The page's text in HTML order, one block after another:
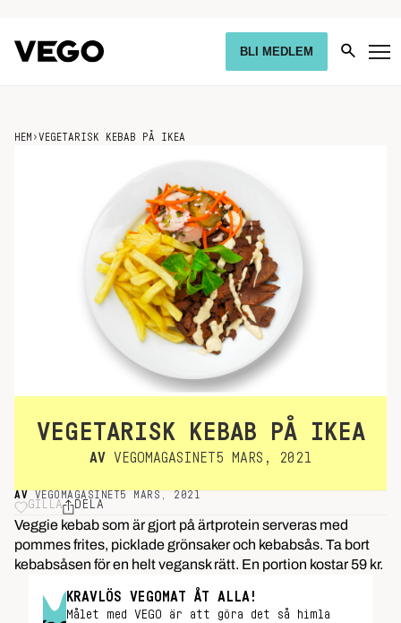
BLI MEDLEM
HEM ›VEGETARISK KEBAB PÅ IKEA
VEGETARISK KEBAB PÅ IKEA
AV VEGOMAGASINET 5 MARS, 2021
AV VEGOMAGASINET 5 MARS, 2021
GILLA DELA
Veggie kebab som är gjort på ärtprotein serveras med
pommes frites, picklade grönsaker och kebabsås. Ta bort
kebabsåsen för en helt vegansk rätt. En portion kostar 59 kr.
KRAVLÖS VEGOMAT ÅT ALLA!
Målet med VEGO är att göra det så himla